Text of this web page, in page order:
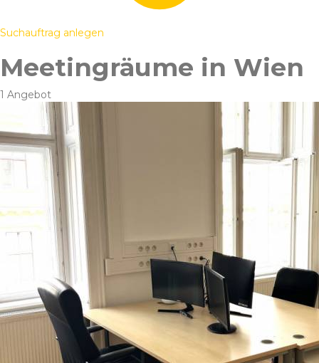
Suchauftrag anlegen
Meetingräume in Wien
1 Angebot